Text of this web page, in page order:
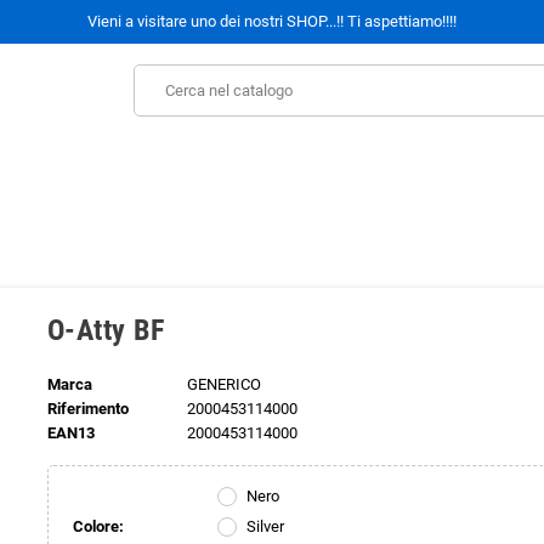
Vieni a visitare uno dei nostri SHOP...!! Ti aspettiamo!!!!
O-Atty BF
Marca
GENERICO
Riferimento
2000453114000
EAN13
2000453114000
Colore:
Nero
Silver